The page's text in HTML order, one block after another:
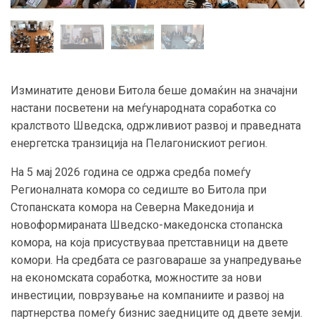
Изминатите денови Битола беше домаќин на значајни
настани посветени на меѓународната соработка со
кралството Шведска, одржливиот развој и праведната
енергетска транзиција на Пелагонискиот регион.
На 5 мај 2026 година се одржа средба помеѓу
Регионалната комора со седиште во Битола при
Стопанската комора на Северна Македонија и
новоформираната Шведско-македонска стопанска
комора, на која присуствуваа претставници на двете
комори. На средбата се разговараше за унапредување
на економската соработка, можностите за нови
инвестиции, поврзување на компаниите и развој на
партнерства помеѓу бизнис заедниците од двете земји.